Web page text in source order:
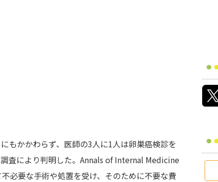
もかかわらず、医師の3人に1人は卵巣癌検診を
査により判明した。Annals of Internal Medicine
必要な手術や処置を受け、そのために不要な費